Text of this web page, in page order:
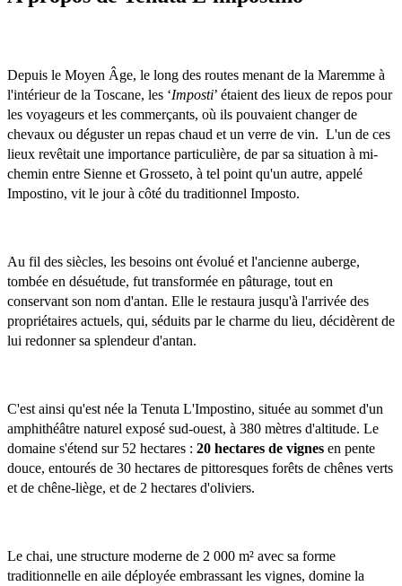
Depuis le Moyen Âge, le long des routes menant de la Maremme à
l'intérieur de la Toscane, les ‘Imposti’ étaient des lieux de repos pour
les voyageurs et les commerçants, où ils pouvaient changer de
chevaux ou déguster un repas chaud et un verre de vin.  L'un de ces
lieux revêtait une importance particulière, de par sa situation à mi-
chemin entre Sienne et Grosseto, à tel point qu'un autre, appelé
Impostino, vit le jour à côté du traditionnel Imposto.
Au fil des siècles, les besoins ont évolué et l'ancienne auberge,
tombée en désuétude, fut transformée en pâturage, tout en
conservant son nom d'antan. Elle le restaura jusqu'à l'arrivée des
propriétaires actuels, qui, séduits par le charme du lieu, décidèrent de
lui redonner sa splendeur d'antan.
C'est ainsi qu'est née la Tenuta L'Impostino, située au sommet d'un
amphithéâtre naturel exposé sud-ouest, à 380 mètres d'altitude. Le
domaine s'étend sur 52 hectares : 20 hectares de vignes en pente
douce, entourés de 30 hectares de pittoresques forêts de chênes verts
et de chêne-liège, et de 2 hectares d'oliviers.
Le chai, une structure moderne de 2 000 m² avec sa forme
traditionnelle en aile déployée embrassant les vignes, domine la